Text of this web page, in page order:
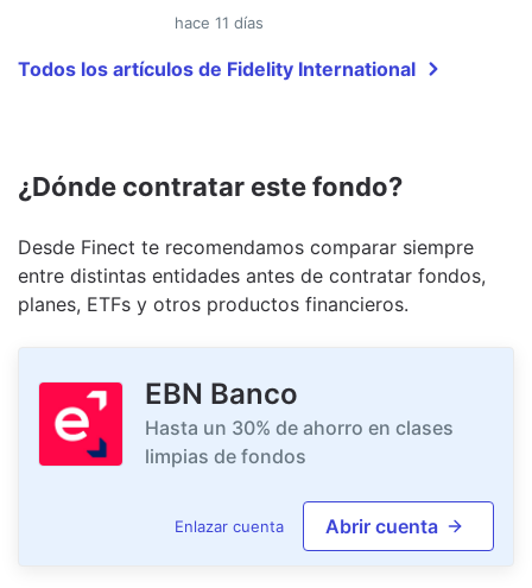
hace 11 días
Todos los artículos de Fidelity International
¿Dónde contratar este fondo?
Desde Finect te recomendamos comparar siempre
entre distintas entidades antes de contratar fondos,
planes, ETFs y otros productos financieros.
EBN Banco
Hasta un 30% de ahorro en clases
limpias de fondos
Enlazar cuenta Abrir cuenta